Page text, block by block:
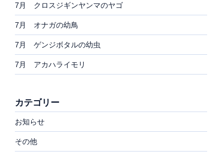
7月 クロスジギンヤンマのヤゴ
7月 オナガの幼鳥
7月 ゲンジボタルの幼虫
7月 アカハライモリ
カテゴリー
お知らせ
その他